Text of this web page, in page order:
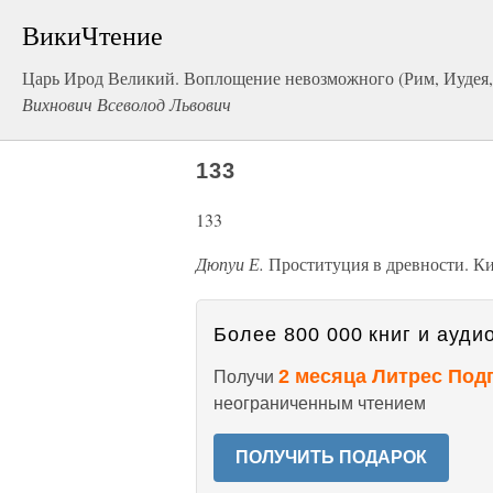
ВикиЧтение
Царь Ирод Великий. Воплощение невозможного (Рим,
Вихнович Всеволод Львович
133
133
Дюпуи Е. Проституция в древности.
Более 800 000 книг и
Получи 2 месяца Литрес
неограниченным чтением
ПОЛУЧИТЬ ПОДАРОК